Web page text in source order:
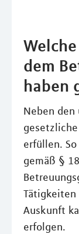
dem
haben
Neben den
erfüllen.
gemäß §
Tätigkeiten
Auskunft
erfolgen.